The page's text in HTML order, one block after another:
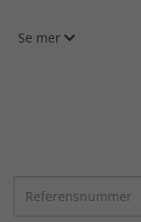
Se mer